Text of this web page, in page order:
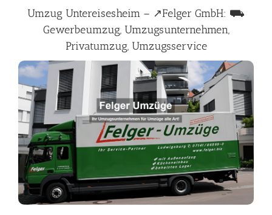
Umzug Untereisesheim – ↗️Felger GmbH: ⛟
Gewerbeumzug, Umzugsunternehmen,
Privatumzug, Umzugsservice